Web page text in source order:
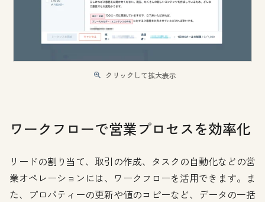
クリックして拡大表示
ワークフローで営業プロセスを効率化
リードの割り当て、取引の作成、タスクの自動化などの営
業オペレーションには、ワークフローを活用できます。ま
た、プロパティーの更新や値のコピーなど、データの一括